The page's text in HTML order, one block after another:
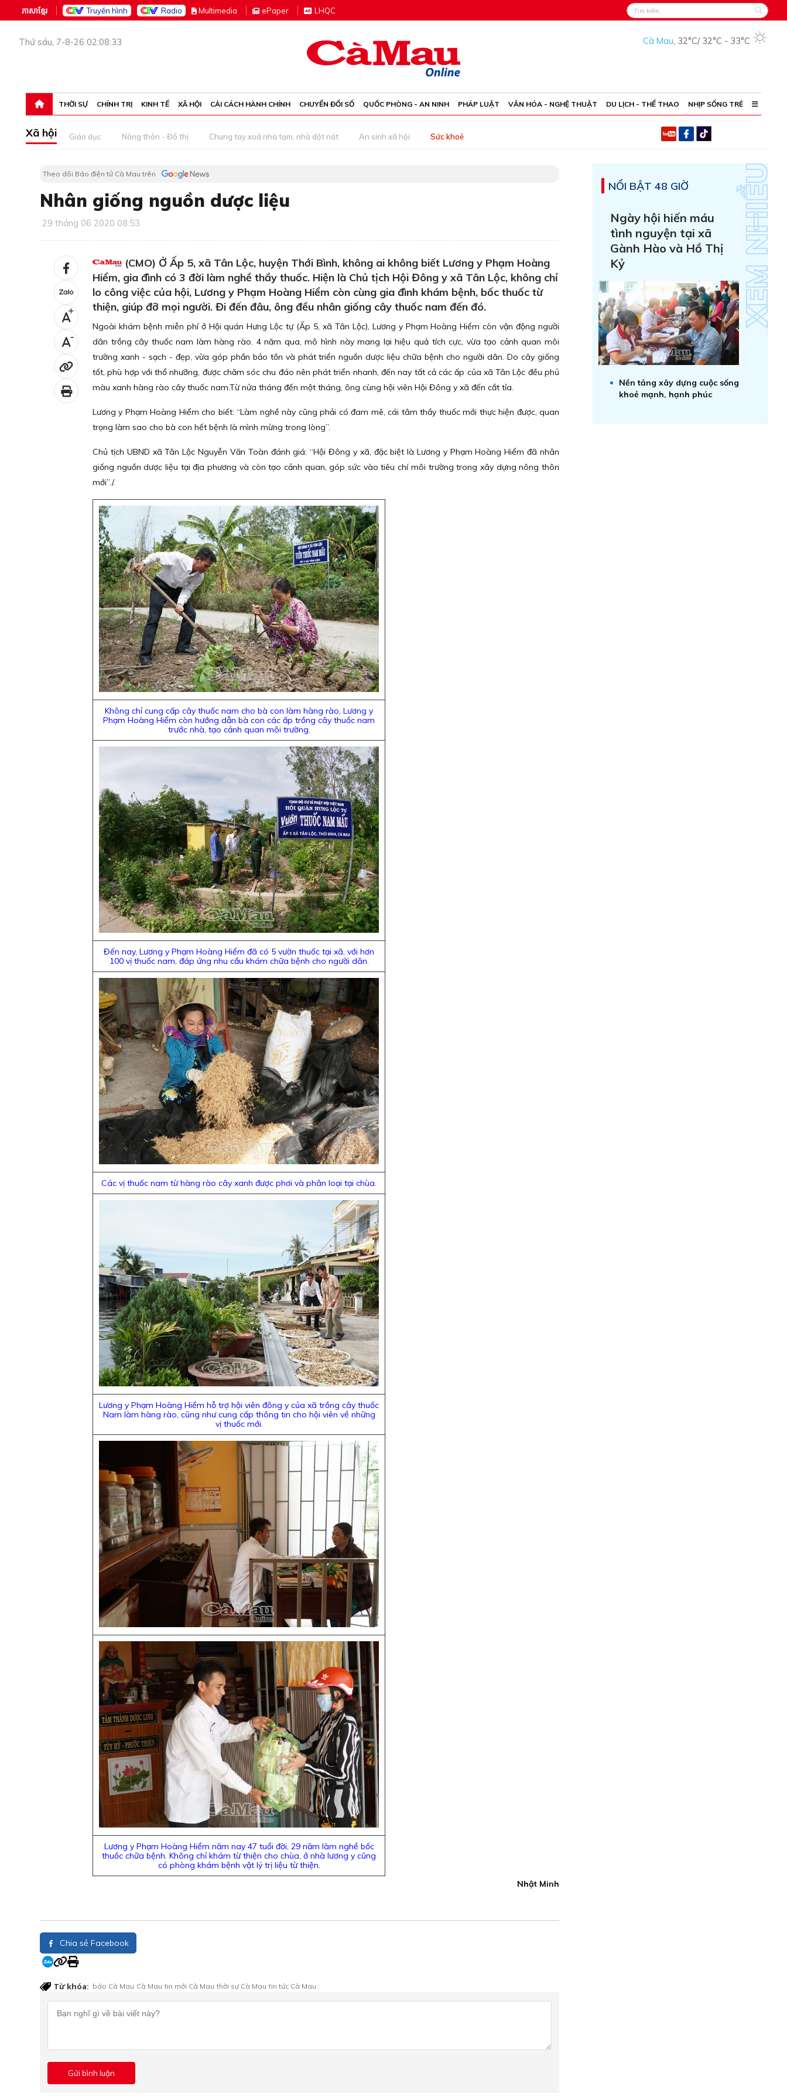
ភាសាខ្មែរ Truyền hình Radio Multimedia ePaper LHQC
Thứ sáu, 7-8-26 02:08:33 Cà Mau, 32°C/ 32°C - 33°C
THỜI SỰ CHÍNH TRỊ KINH TẾ XÃ HỘI CẢI CÁCH HÀNH CHÍNH CHUYỂN ĐỔI SỐ QUỐC PHÒNG - AN NINH PHÁP LUẬT VĂN HÓA - NGHỆ THUẬT DU LỊCH - THỂ THAO NHỊP SỐNG TRẺ
Xã hội Giáo dục Nông thôn - Đô thị Chung tay xoá nhà tạm, nhà dột nát An sinh xã hội Sức khoẻ
Theo dõi Báo điện tử Cà Mau trên
Nhân giống nguồn dược liệu
29 tháng 06 2020 08:53
+
-
(CMO) Ở Ấp 5, xã Tân Lộc, huyện Thới Bình, không ai không biết Lương y Phạm Hoàng
Hiểm, gia đình có 3 đời làm nghề thầy thuốc. Hiện là Chủ tịch Hội Đông y xã Tân Lộc, không chỉ
lo công việc của hội, Lương y Phạm Hoàng Hiểm còn cùng gia đình khám bệnh, bốc thuốc từ
thiện, giúp đỡ mọi người. Đi đến đâu, ông đều nhân giống cây thuốc nam đến đó.
Ngoài khám bệnh miễn phí ở Hội quán Hưng Lộc tự (Ấp 5, xã Tân Lộc), Lương y Phạm Hoàng Hiểm còn vận động người
dân trồng cây thuốc nam làm hàng rào. 4 năm qua, mô hình này mang lại hiệu quả tích cực, vừa tạo cảnh quan môi
trường xanh - sạch - đẹp, vừa góp phần bảo tồn và phát triển nguồn dược liệu chữa bệnh cho người dân. Do cây giống
tốt, phù hợp với thổ nhưỡng, được chăm sóc chu đáo nên phát triển nhanh, đến nay tất cả các ấp của xã Tân Lộc đều phủ
màu xanh hàng rào cây thuốc nam.Từ nửa tháng đến một tháng, ông cùng hội viên Hội Đông y xã đến cắt tỉa.
Lương y Phạm Hoàng Hiểm cho biết: “Làm nghề này cũng phải có đam mê, cái tâm thầy thuốc mới thực hiện được, quan
trọng làm sao cho bà con hết bệnh là mình mừng trong lòng”.
Chủ tịch UBND xã Tân Lộc Nguyễn Văn Toàn đánh giá: “Hội Đông y xã, đặc biệt là Lương y Phạm Hoàng Hiểm đã nhân
giống nguồn dược liệu tại địa phương và còn tạo cảnh quan, góp sức vào tiêu chí môi trường trong xây dựng nông thôn
mới”./.
Không chỉ cung cấp cây thuốc nam cho bà con làm hàng rào, Lương y
Phạm Hoàng Hiểm còn hướng dẫn bà con các ấp trồng cây thuốc nam
trước nhà, tạo cảnh quan môi trường.
Đến nay, Lương y Phạm Hoàng Hiểm đã có 5 vườn thuốc tại xã, với hơn
100 vị thuốc nam, đáp ứng nhu cầu khám chữa bệnh cho người dân.
Các vị thuốc nam từ hàng rào cây xanh được phơi và phân loại tại chùa.
Lương y Phạm Hoàng Hiểm hỗ trợ hội viên đông y của xã trồng cây thuốc
Nam làm hàng rào, cũng như cung cấp thông tin cho hội viên về những
vị thuốc mới.
Lương y Phạm Hoàng Hiểm năm nay 47 tuổi đời, 29 năm làm nghề bốc
thuốc chữa bệnh. Không chỉ khám từ thiện cho chùa, ở nhà lương y cũng
có phòng khám bệnh vật lý trị liệu từ thiện.
Nhật Minh
Chia sẻ Facebook
Từ khóa: báo Cà Mau Cà Mau tin mới Cà Mau thời sự Cà Mau tin tức Cà Mau
NỔI BẬT 48 GIỜ
Ngày hội hiến máu
tình nguyện tại xã
Gành Hào và Hồ Thị
Kỷ
Nền tảng xây dựng cuộc sống
khoẻ mạnh, hạnh phúc